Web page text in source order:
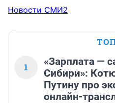
Новости СМИ2
1
«Зарплата —
Сибири»:
Путину про
онлайн-